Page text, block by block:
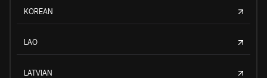
KOREAN
LAO
LATVIAN